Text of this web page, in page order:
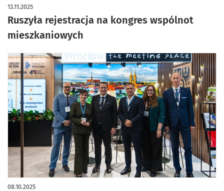
Ruszyła rejestracja na kongres wspólnot
mieszkaniowych
13.11.2025
08.10.2025